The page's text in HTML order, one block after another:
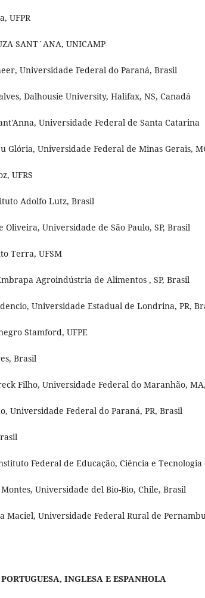
UFPR
SANT´ANA, UNICAMP
Universidade Federal do Paraná, Brasil
Dalhousie University, Halifax, NS, Canadá
Universidade Federal de Santa Catarina
Glória, Universidade Federal de Minas Gerais,
UFRS
Adolfo Lutz, Brasil
Universidade de São Paulo, SP, Brasil
Terra, UFSM
Agroindústria de Alimentos , SP, Brasil
Universidade Estadual de Londrina, PR,
Stamford, UFPE
Brasil
Filho, Universidade Federal do Maranhão,
Universidade Federal do Paraná, PR, Brasil
Federal de Educação, Ciência e Tecnologia
Montes, Universidade del Bio-Bio, Chile, Brasil
Maciel, Universidade Federal Rural de
INGLESA E ESPANHOLA